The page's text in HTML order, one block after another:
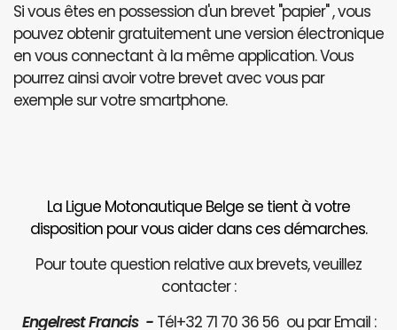
Si vous êtes en possession d'un brevet "papier" , vous
pouvez obtenir gratuitement une version électronique
en vous connectant à la même application. Vous
pourrez ainsi avoir votre brevet avec vous par
exemple sur votre smartphone.
La Ligue Motonautique Belge se tient à votre
disposition pour vous aider dans ces démarches.
Pour toute question relative aux brevets, veuillez
contacter :
Engelrest Francis -Tél+32 71 70 36 56 ou par Email :